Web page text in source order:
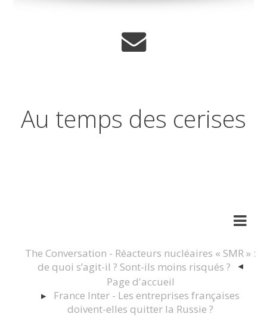
Au temps des cerises
The Conversation - Réacteurs nucléaires « SMR » :
de quoi s’agit-il ? Sont-ils moins risqués ?
Page d'accueil
France Inter - Les entreprises françaises
doivent-elles quitter la Russie ?